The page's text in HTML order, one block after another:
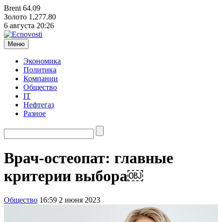
Brent 64.09
Золото 1,277.80
6 августа 20:26
Меню
Экономика
Политика
Компании
Общество
IT
Нефтегаз
Разное
Врач-остеопат: главные
критерии выбора￼
Общество 16:59 2 июня 2023